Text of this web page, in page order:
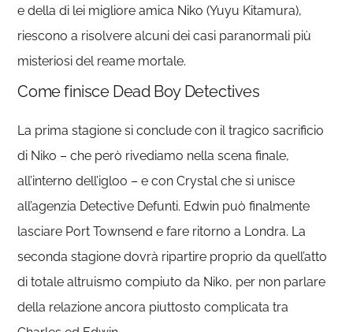
e della di lei migliore amica Niko (Yuyu Kitamura),
riescono a risolvere alcuni dei casi paranormali più
misteriosi del reame mortale.
Come finisce Dead Boy Detectives
La prima stagione si conclude con il tragico sacrificio
di Niko – che però rivediamo nella scena finale,
all’interno dell’igloo – e con Crystal che si unisce
all’agenzia Detective Defunti. Edwin può finalmente
lasciare Port Townsend e fare ritorno a Londra. La
seconda stagione dovrà ripartire proprio da quell’atto
di totale altruismo compiuto da Niko, per non parlare
della relazione ancora piuttosto complicata tra